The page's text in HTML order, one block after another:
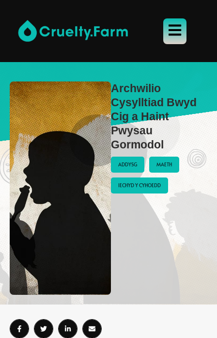
Archwilio
Cysylltiad Bwyd
Cig a Haint
Pwysau
Gormodol
ADDYSG MAETH
IECHYD Y CYHOEDD